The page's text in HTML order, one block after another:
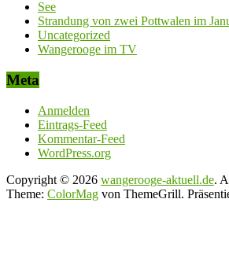
See
Strandung von zwei Pottwalen im
Uncategorized
Wangerooge im TV
Meta
Anmelden
Eintrags-Feed
Kommentar-Feed
WordPress.org
Copyright © 2026 wangerooge-aktuell.de.
Theme: ColorMag von ThemeGrill.